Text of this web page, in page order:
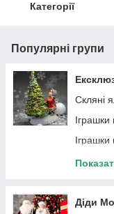
Категорії
Популярні групи
Скляні
Іграшки
Діди